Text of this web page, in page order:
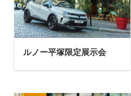
ルノー平塚限定展示会